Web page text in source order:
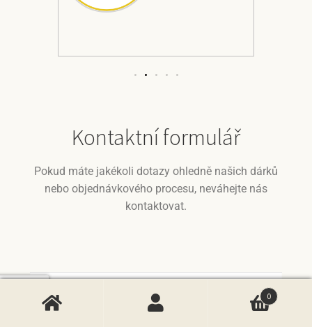
Kontaktní formulář
Pokud máte jakékoli dotazy ohledně našich dárků
nebo objednávkového procesu, neváhejte nás
kontaktovat.
0